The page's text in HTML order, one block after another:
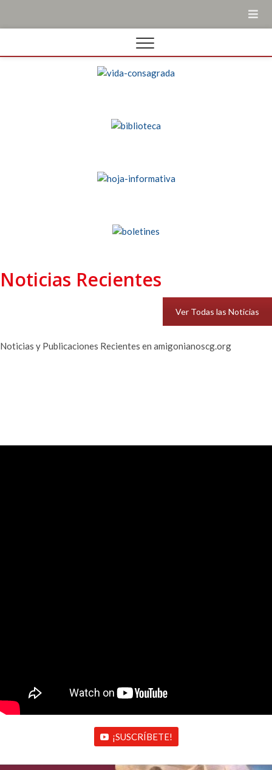
Noticias Recientes
Ver Todas las Noticias
Noticias y Publicaciones Recientes en amigonianoscg.org
¡SUSCRÍBETE!